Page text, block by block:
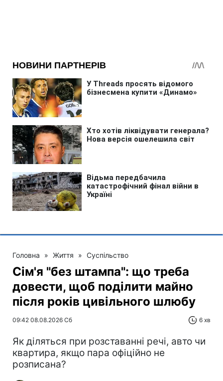
Головна » Життя » Суспільство
Сім'я "без штампа": що треба
довести, щоб поділити майно
після років цивільного шлюбу
09:42 08.08.2026 Сб 6 хв
Як діляться при розставанні речі, авто чи
квартира, якщо пара офіційно не
розписана?